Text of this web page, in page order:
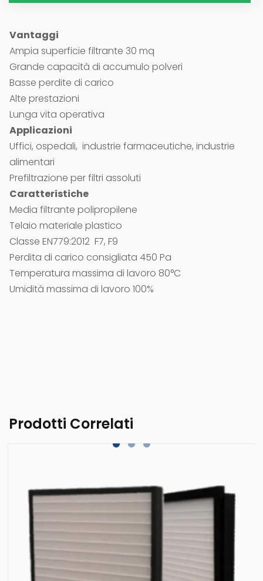
Vantaggi
Ampia superficie filtrante 30 mq
Grande capacità di accumulo polveri
Basse perdite di carico
Alte prestazioni
Lunga vita operativa
Applicazioni
Uffici, ospedali, industrie farmaceutiche, industrie
alimentari
Prefiltrazione per filtri assoluti
Caratteristiche
Media filtrante polipropilene
Telaio materiale plastico
Classe EN779:2012 F7, F9
Perdita di carico consigliata 450 Pa
Temperatura massima di lavoro 80°C
Umidità massima di lavoro 100%
Prodotti Correlati